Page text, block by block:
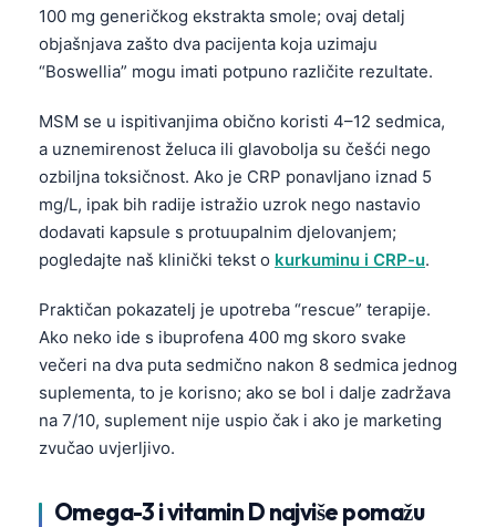
100 mg generičkog ekstrakta smole; ovaj detalj
objašnjava zašto dva pacijenta koja uzimaju
“Boswellia” mogu imati potpuno različite rezultate.
MSM se u ispitivanjima obično koristi 4–12 sedmica,
a uznemirenost želuca ili glavobolja su češći nego
ozbiljna toksičnost. Ako je CRP ponavljano iznad 5
mg/L, ipak bih radije istražio uzrok nego nastavio
dodavati kapsule s protuupalnim djelovanjem;
pogledajte naš klinički tekst o kurkuminu i CRP-u.
Praktičan pokazatelj je upotreba “rescue” terapije.
Ako neko ide s ibuprofena 400 mg skoro svake
večeri na dva puta sedmično nakon 8 sedmica jednog
suplementa, to je korisno; ako se bol i dalje zadržava
na 7/10, suplement nije uspio čak i ako je marketing
zvučao uvjerljivo.
Omega-3 i vitamin D najviše pomažu